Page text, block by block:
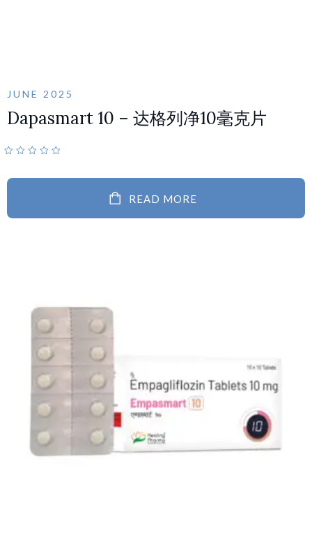
JUNE 2025
Dapasmart 10 – 达格列净10毫克片
READ MORE